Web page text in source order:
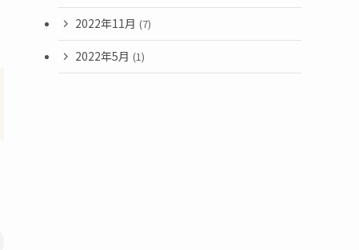
2022年11月 (7)
2022年5月 (1)